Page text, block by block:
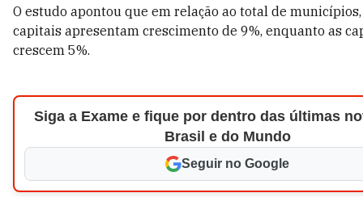
O estudo apontou que em relação ao total de
capitais apresentam crescimento de 9%, enquanto as
crescem 5%.
Siga a Exame e fique por dentro das últimas
Brasil e do Mundo
Seguir no Google